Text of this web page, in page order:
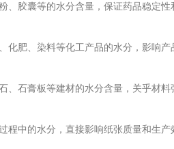
、胶囊等的水分含量，保证药品稳定性
化肥、染料等化工产品的水分，影响产
、石膏板等建材的水分含量，关乎材料
程中的水分，直接影响纸张质量和生产